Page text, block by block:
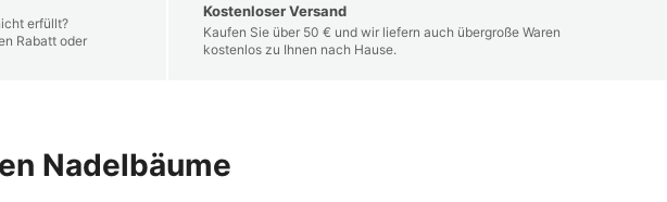
erfüllt?
Rabatt oder
Kostenloser Versand
Kaufen Sie über 50 € und wir liefern auch übergroße Waren
kostenlos zu Ihnen nach Hause.
Nadelbäume